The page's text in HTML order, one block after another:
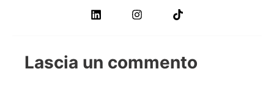
Lascia un commento